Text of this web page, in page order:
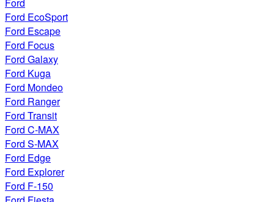
Ford EcoSport
Ford Escape
Ford Focus
Ford Galaxy
Ford Kuga
Ford Mondeo
Ford Ranger
Ford Transit
Ford C-MAX
Ford S-MAX
Ford Edge
Ford Explorer
Ford F-150